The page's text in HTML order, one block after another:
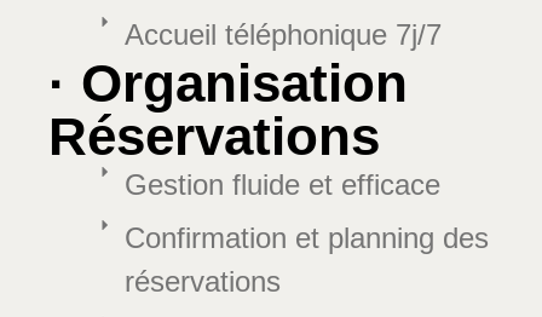
Accueil téléphonique 7j/7
· Organisation
Réservations
Gestion fluide et efficace
Confirmation et planning des
réservations